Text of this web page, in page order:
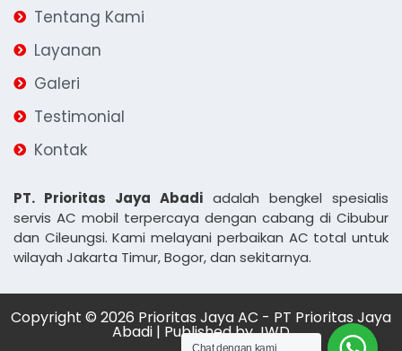
Tentang Kami
Layanan
Galeri
Testimonial
Kontak
PT. Prioritas Jaya Abadi adalah bengkel spesialis
servis AC mobil terpercaya dengan cabang di Cibubur
dan Cileungsi. Kami melayani perbaikan AC total untuk
wilayah Jakarta Timur, Bogor, dan sekitarnya.
Copyright © 2026 Prioritas Jaya AC - PT Prioritas Jaya
Abadi | Published byJWD
Chat dengan kami